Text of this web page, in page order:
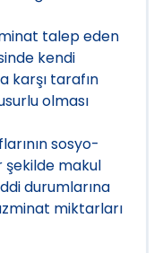
talep eden
kendi
karşı tarafın
olması
sosyo-
şekilde makul
durumlarına
miktarları